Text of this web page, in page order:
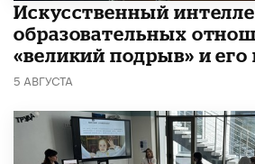
​Искусственный
образовательных
«великий подрыв» и его
5 АВГУСТА